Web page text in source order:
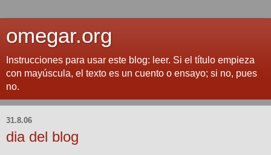
omegar.org
Instrucciones para usar este blog: leer. Si el título empieza
con mayúscula, el texto es un cuento o ensayo; si no, pues
no.
31.8.06
dia del blog